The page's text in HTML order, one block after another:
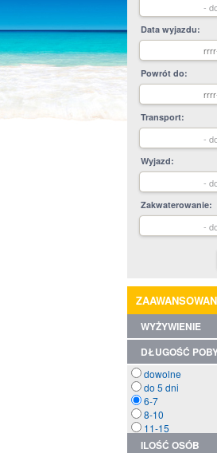
-
Data wyjazdu
Powrót do
Transport
-
Wyjazd
-
Zakwaterowanie
-
WYŻYWIENIE
DŁUGOŚĆ
dowolne
do 5 dni
6-7
8-10
11-15
ILOŚĆ OSÓB